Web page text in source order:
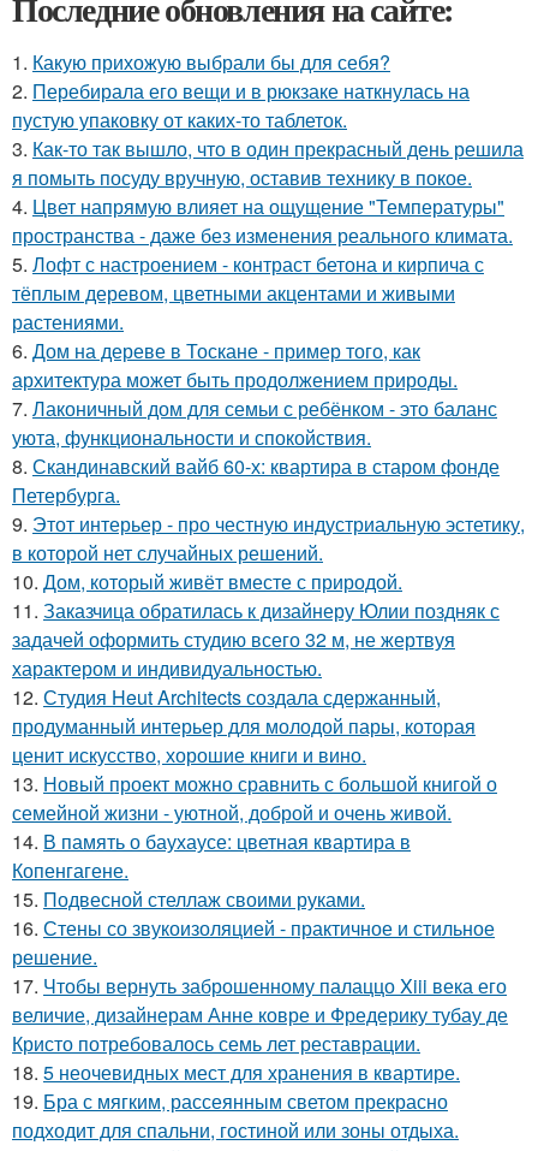
1. Какую прихожую выбрали бы для себя?
2. Перебирала его вещи и в рюкзаке наткнулась на
пустую упаковку от каких-то таблеток.
3. Как-то так вышло, что в один прекрасный день решила
я помыть посуду вручную, оставив технику в покое.
4. Цвет напрямую влияет на ощущение "Температуры"
пространства - даже без изменения реального климата.
5. Лофт с настроением - контраст бетона и кирпича с
тёплым деревом, цветными акцентами и живыми
растениями.
6. Дом на дереве в Тоскане - пример того, как
архитектура может быть продолжением природы.
7. Лаконичный дом для семьи с ребёнком - это баланс
уюта, функциональности и спокойствия.
8. Скандинавский вайб 60-х: квартира в старом фонде
Петербурга.
9. Этот интерьер - про честную индустриальную эстетику,
в которой нет случайных решений.
10. Дом, который живёт вместе с природой.
11. Заказчица обратилась к дизайнеру Юлии поздняк с
задачей оформить студию всего 32 м, не жертвуя
характером и индивидуальностью.
12. Студия Heut Architects создала сдержанный,
продуманный интерьер для молодой пары, которая
ценит искусство, хорошие книги и вино.
13. Новый проект можно сравнить с большой книгой о
семейной жизни - уютной, доброй и очень живой.
14. В память о баухаусе: цветная квартира в
Копенгагене.
15. Подвесной стеллаж своими руками.
16. Стены со звукоизоляцией - практичное и стильное
решение.
17. Чтобы вернуть заброшенному палаццо Xiii века его
величие, дизайнерам Анне ковре и Фредерику тубау де
Кристо потребовалось семь лет реставрации.
18. 5 неочевидных мест для хранения в квартире.
19. Бра с мягким, рассеянным светом прекрасно
подходит для спальни, гостиной или зоны отдыха.